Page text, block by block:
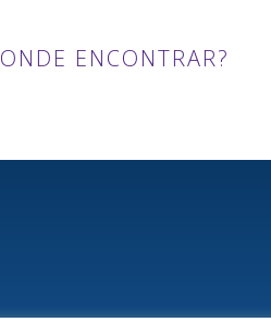
ONDE ENCONTRAR?